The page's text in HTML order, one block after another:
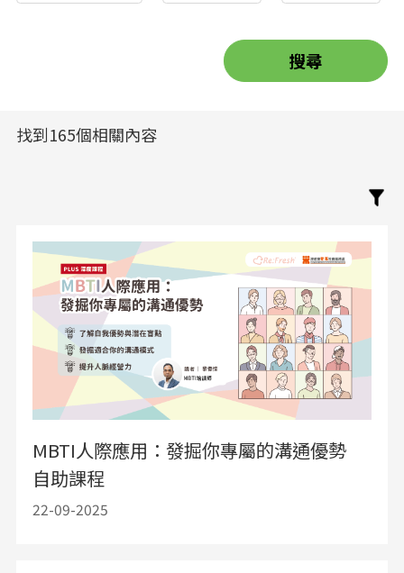
找到165個相關內容
MBTI人際應用：發掘你專屬的溝通優勢
自助課程
22-09-2025